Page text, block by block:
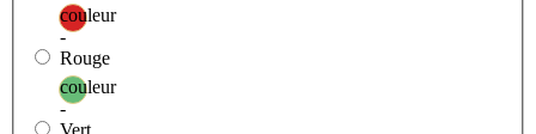
couleur
-
Rouge
couleur
-
Vert